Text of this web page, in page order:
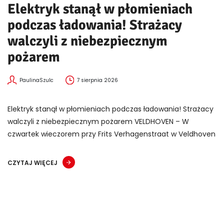
Elektryk stanął w płomieniach
podczas ładowania! Strażacy
walczyli z niebezpiecznym
pożarem
PaulinaSzulc 7 sierpnia 2026
Elektryk stanął w płomieniach podczas ładowania! Strażacy
walczyli z niebezpiecznym pożarem VELDHOVEN – W
czwartek wieczorem przy Frits Verhagenstraat w Veldhoven
CZYTAJ WIĘCEJ